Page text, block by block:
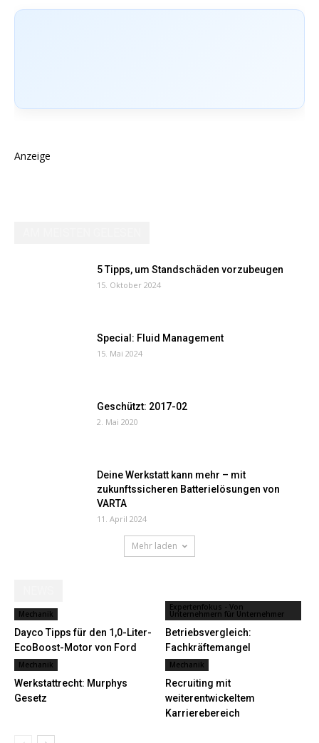
Anzeige
5 Tipps, um Standschäden vorzubeugen
15. Oktober 2024
Special: Fluid Management
15. Mai 2024
Geschützt: 2017-02
2. Mai 2020
Deine Werkstatt kann mehr – mit
zukunftssicheren Batterielösungen von
VARTA
11. April 2024
Mehr laden
Mechanik
Dayco Tipps für den 1,0-Liter-
EcoBoost-Motor von Ford
Expertenfokus - Von
Unternehmern für Unternehmer
Betriebsvergleich:
Fachkräftemangel
Mechanik
Werkstattrecht: Murphys
Gesetz
Mechanik
Recruiting mit
weiterentwickeltem
Karrierebereich